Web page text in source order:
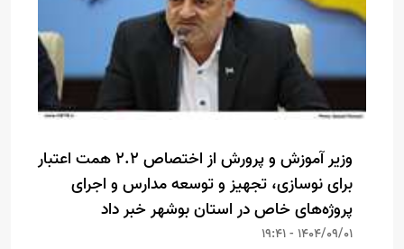
وزیر آموزش و پرورش از اختصاص 2.2 همت اعتبار
برای نوسازی، تجهیز و توسعه مدارس و اجرای
پروژه‌های خاص در استان بوشهر خبر داد
1404/09/01 - 19:41